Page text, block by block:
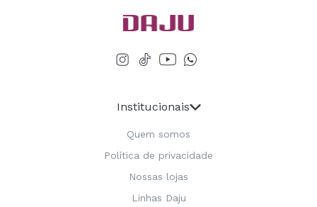
Institucionais
Quem somos
Política de privacidade
Nossas lojas
Linhas Daju